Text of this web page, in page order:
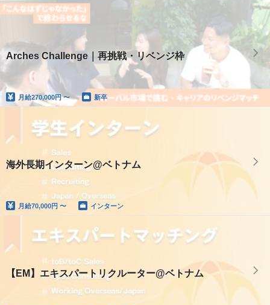
Arches Challenge｜再挑戦・リベンジ枠
月給270,000円 〜 新卒
海外長期インターン@ベトナム
月給70,000円 〜 インターン
【EM】エキスパートリクルーター@ベトナム